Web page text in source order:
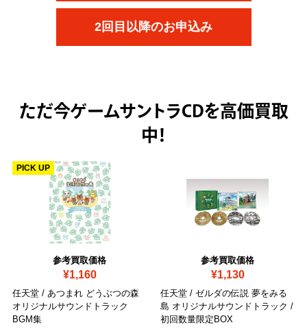
2回目以降のお申込み
ただ今ゲームサントラCDを高価買取
中！
参考買取価格
¥1,160
PICK UP
任天堂 / あつまれ どうぶつの森
オリジナルサウンドトラック
BGM集
参考買取価格
¥1,130
任天堂 / ゼルダの伝説 夢をみる
島 オリジナルサウンドトラック /
初回数量限定BOX